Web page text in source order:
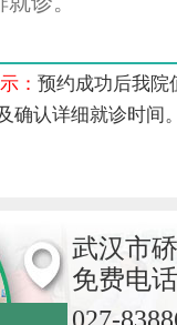
：预约成功后我院
确认详细就诊时间。
武汉市
免费电话